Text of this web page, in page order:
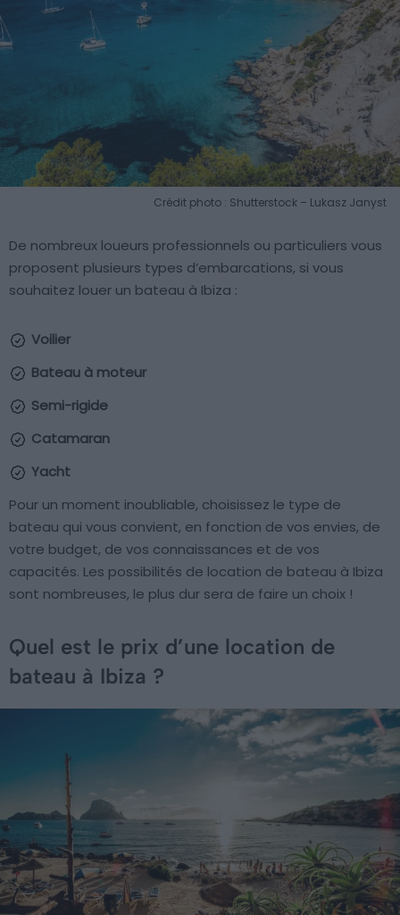
Crédit photo : Shutterstock – Lukasz Janyst
De nombreux loueurs professionnels ou particuliers vous
proposent plusieurs types d’embarcations, si vous
souhaitez louer un bateau à Ibiza :
Voilier
Bateau à moteur
Semi-rigide
Catamaran
Yacht
Pour un moment inoubliable, choisissez le type de
bateau qui vous convient, en fonction de vos envies, de
votre budget, de vos connaissances et de vos
capacités. Les possibilités de location de bateau à Ibiza
sont nombreuses, le plus dur sera de faire un choix !
Quel est le prix d’une location de
bateau à Ibiza ?